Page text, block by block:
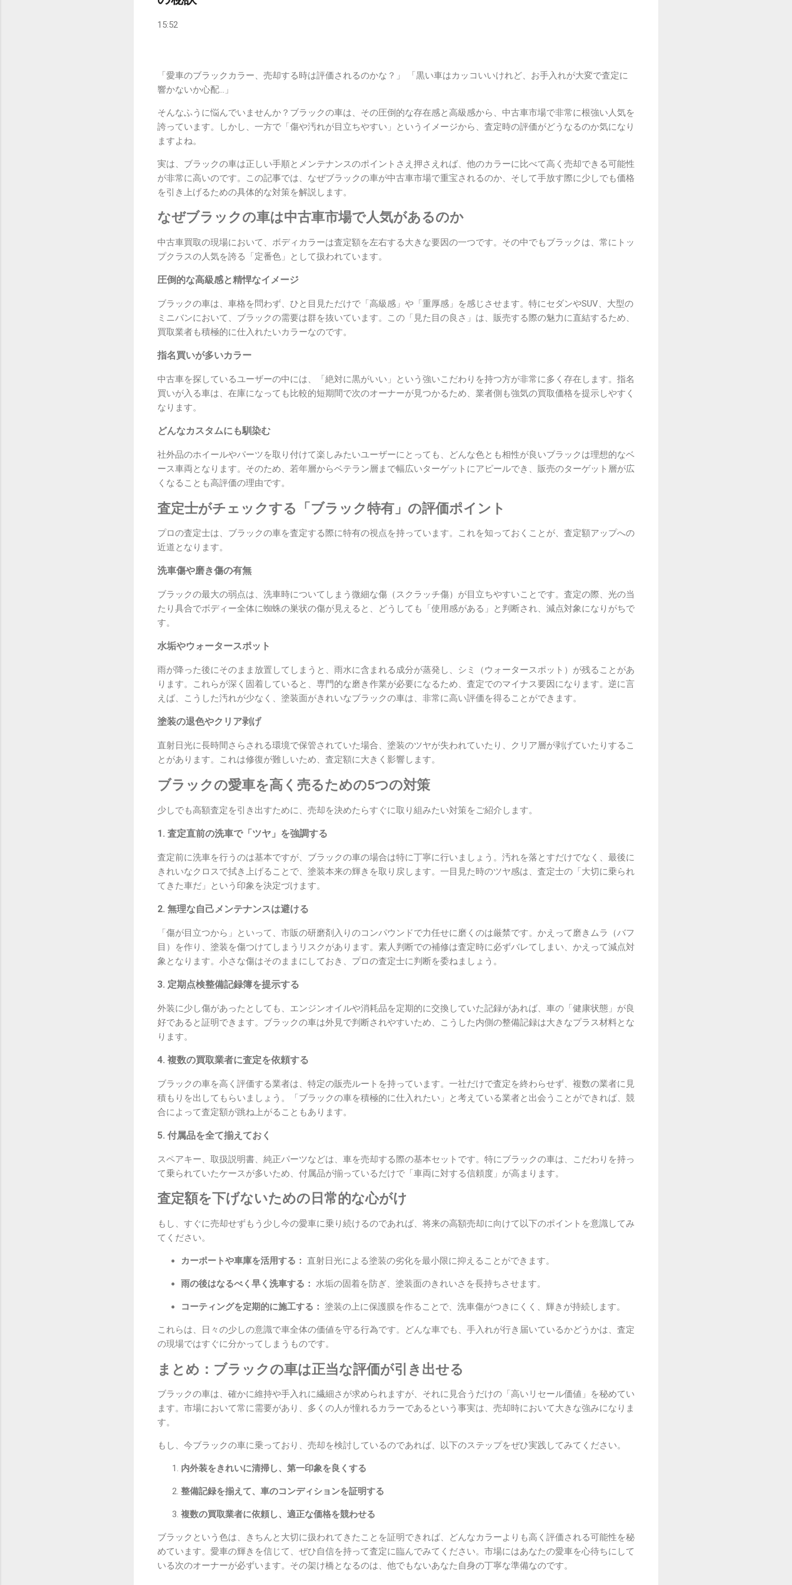
15:52
「愛車のブラックカラー、売却する時は評価されるのかな？」 「黒い車はカッコいいけれど、お手入れが大変で査定に
響かないか心配…」
そんなふうに悩んでいませんか？ブラックの車は、その圧倒的な存在感と高級感から、中古車市場で非常に根強い人気を
誇っています。しかし、一方で「傷や汚れが目立ちやすい」というイメージから、査定時の評価がどうなるのか気になり
ますよね。
実は、ブラックの車は正しい手順とメンテナンスのポイントさえ押さえれば、他のカラーに比べて高く売却できる可能性
が非常に高いのです。この記事では、なぜブラックの車が中古車市場で重宝されるのか、そして手放す際に少しでも価格
を引き上げるための具体的な対策を解説します。
なぜブラックの車は中古車市場で人気があるのか
中古車買取の現場において、ボディカラーは査定額を左右する大きな要因の一つです。その中でもブラックは、常にトッ
プクラスの人気を誇る「定番色」として扱われています。
圧倒的な高級感と精悍なイメージ
ブラックの車は、車格を問わず、ひと目見ただけで「高級感」や「重厚感」を感じさせます。特にセダンやSUV、大型の
ミニバンにおいて、ブラックの需要は群を抜いています。この「見た目の良さ」は、販売する際の魅力に直結するため、
買取業者も積極的に仕入れたいカラーなのです。
指名買いが多いカラー
中古車を探しているユーザーの中には、「絶対に黒がいい」という強いこだわりを持つ方が非常に多く存在します。指名
買いが入る車は、在庫になっても比較的短期間で次のオーナーが見つかるため、業者側も強気の買取価格を提示しやすく
なります。
どんなカスタムにも馴染む
社外品のホイールやパーツを取り付けて楽しみたいユーザーにとっても、どんな色とも相性が良いブラックは理想的なベ
ース車両となります。そのため、若年層からベテラン層まで幅広いターゲットにアピールでき、販売のターゲット層が広
くなることも高評価の理由です。
査定士がチェックする「ブラック特有」の評価ポイント
プロの査定士は、ブラックの車を査定する際に特有の視点を持っています。これを知っておくことが、査定額アップへの
近道となります。
洗車傷や磨き傷の有無
ブラックの最大の弱点は、洗車時についてしまう微細な傷（スクラッチ傷）が目立ちやすいことです。査定の際、光の当
たり具合でボディー全体に蜘蛛の巣状の傷が見えると、どうしても「使用感がある」と判断され、減点対象になりがちで
す。
水垢やウォータースポット
雨が降った後にそのまま放置してしまうと、雨水に含まれる成分が蒸発し、シミ（ウォータースポット）が残ることがあ
ります。これらが深く固着していると、専門的な磨き作業が必要になるため、査定でのマイナス要因になります。逆に言
えば、こうした汚れが少なく、塗装面がきれいなブラックの車は、非常に高い評価を得ることができます。
塗装の退色やクリア剥げ
直射日光に長時間さらされる環境で保管されていた場合、塗装のツヤが失われていたり、クリア層が剥げていたりするこ
とがあります。これは修復が難しいため、査定額に大きく影響します。
ブラックの愛車を高く売るための5つの対策
少しでも高額査定を引き出すために、売却を決めたらすぐに取り組みたい対策をご紹介します。
1. 査定直前の洗車で「ツヤ」を強調する
査定前に洗車を行うのは基本ですが、ブラックの車の場合は特に丁寧に行いましょう。汚れを落とすだけでなく、最後に
きれいなクロスで拭き上げることで、塗装本来の輝きを取り戻します。一目見た時のツヤ感は、査定士の「大切に乗られ
てきた車だ」という印象を決定づけます。
2. 無理な自己メンテナンスは避ける
「傷が目立つから」といって、市販の研磨剤入りのコンパウンドで力任せに磨くのは厳禁です。かえって磨きムラ（バフ
目）を作り、塗装を傷つけてしまうリスクがあります。素人判断での補修は査定時に必ずバレてしまい、かえって減点対
象となります。小さな傷はそのままにしておき、プロの査定士に判断を委ねましょう。
3. 定期点検整備記録簿を提示する
外装に少し傷があったとしても、エンジンオイルや消耗品を定期的に交換していた記録があれば、車の「健康状態」が良
好であると証明できます。ブラックの車は外見で判断されやすいため、こうした内側の整備記録は大きなプラス材料とな
ります。
4. 複数の買取業者に査定を依頼する
ブラックの車を高く評価する業者は、特定の販売ルートを持っています。一社だけで査定を終わらせず、複数の業者に見
積もりを出してもらいましょう。「ブラックの車を積極的に仕入れたい」と考えている業者と出会うことができれば、競
合によって査定額が跳ね上がることもあります。
5. 付属品を全て揃えておく
スペアキー、取扱説明書、純正パーツなどは、車を売却する際の基本セットです。特にブラックの車は、こだわりを持っ
て乗られていたケースが多いため、付属品が揃っているだけで「車両に対する信頼度」が高まります。
査定額を下げないための日常的な心がけ
もし、すぐに売却せずもう少し今の愛車に乗り続けるのであれば、将来の高額売却に向けて以下のポイントを意識してみ
てください。
カーポートや車庫を活用する： 直射日光による塗装の劣化を最小限に抑えることができます。
雨の後はなるべく早く洗車する： 水垢の固着を防ぎ、塗装面のきれいさを長持ちさせます。
コーティングを定期的に施工する： 塗装の上に保護膜を作ることで、洗車傷がつきにくく、輝きが持続します。
これらは、日々の少しの意識で車全体の価値を守る行為です。どんな車でも、手入れが行き届いているかどうかは、査定
の現場ではすぐに分かってしまうものです。
まとめ：ブラックの車は正当な評価が引き出せる
ブラックの車は、確かに維持や手入れに繊細さが求められますが、それに見合うだけの「高いリセール価値」を秘めてい
ます。市場において常に需要があり、多くの人が憧れるカラーであるという事実は、売却時において大きな強みになりま
す。
もし、今ブラックの車に乗っており、売却を検討しているのであれば、以下のステップをぜひ実践してみてください。
内外装をきれいに清掃し、第一印象を良くする
整備記録を揃えて、車のコンディションを証明する
複数の買取業者に依頼し、適正な価格を競わせる
ブラックという色は、きちんと大切に扱われてきたことを証明できれば、どんなカラーよりも高く評価される可能性を秘
めています。愛車の輝きを信じて、ぜひ自信を持って査定に臨んでみてください。市場にはあなたの愛車を心待ちにして
いる次のオーナーが必ずいます。その架け橋となるのは、他でもないあなた自身の丁寧な準備なのです。